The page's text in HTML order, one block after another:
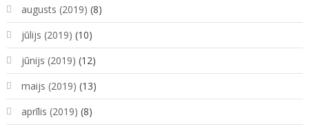
augusts (2019) (8)
jūlijs (2019) (10)
jūnijs (2019) (12)
maijs (2019) (13)
aprīlis (2019) (8)